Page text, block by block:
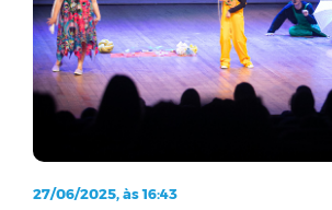
27/06/2025, às 16:43